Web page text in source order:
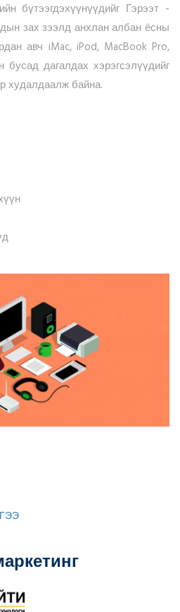
бүтээгдэхүүнүүдийг Гэрээт -
зах зээлд анхлан албан ёсны
авч iMac, iPod, MacBook Pro,
дагалдах хэрэгсэлүүдийг
худалдаалж байна.